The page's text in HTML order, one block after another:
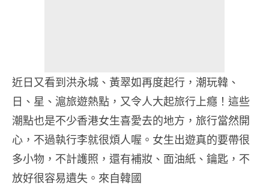
近日又看到洪永城、黃翠如再度起行，潮玩韓、
日、星、滬旅遊熱點，又令人大起旅行上癮！這些
潮點也是不少香港女生喜愛去的地方，旅行當然開
心，不過執行李就很煩人喔。女生出遊真的要帶很
多小物，不計護照，還有補妝、面油紙、鑰匙，不
放好很容易遺失。來自韓國